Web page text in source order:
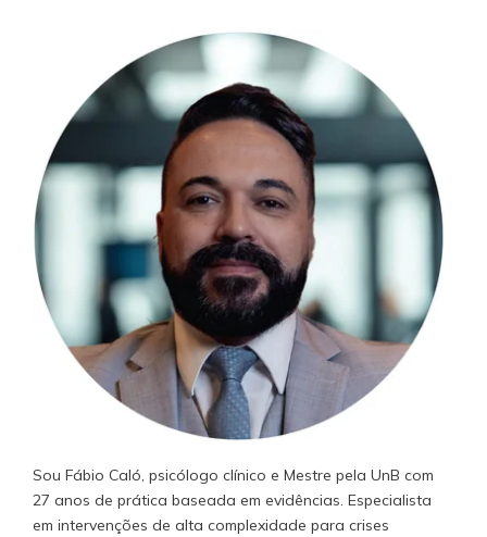
Sou Fábio Caló, psicólogo clínico e Mestre pela UnB com
27 anos de prática baseada em evidências. Especialista
em intervenções de alta complexidade para crises